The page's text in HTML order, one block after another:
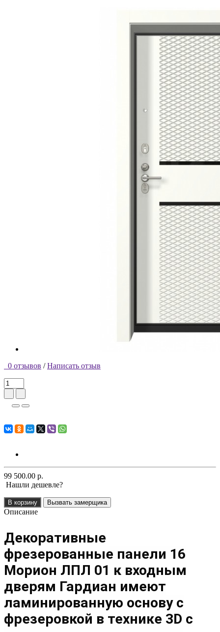
0 отзывов / Написать отзыв
99 500.00 р.
Нашли дешевле?
В корзину Вызвать замерщика
Описание
Декоративные
фрезерованные панели 16
Морион ЛПЛ 01 к входным
дверям Гардиан имеют
ламинированную основу с
фрезеровкой в технике 3D с